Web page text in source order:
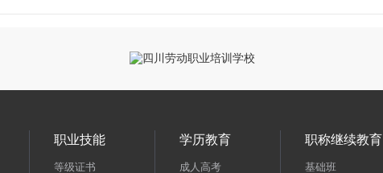
职业技能
等级证书
学历教育
成人高考
职称继续教育
基础班